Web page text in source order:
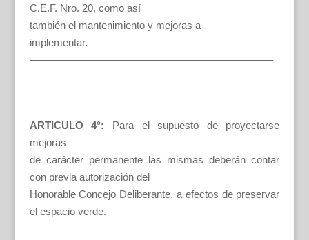
C.E.F. Nro. 20, como así
también el mantenimiento y mejoras a
implementar.
———————————————————————–
ARTICULO 4°: Para el supuesto de proyectarse
mejoras
de carácter permanente las mismas deberán contar
con previa autorización del
Honorable Concejo Deliberante, a efectos de preservar
el espacio verde.—–